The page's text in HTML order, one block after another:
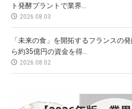
ト発酵プラントで業界...
2026.08.03
「未来の食」を開拓するフランスの
ら約35億円の資金を得...
2026.08.02